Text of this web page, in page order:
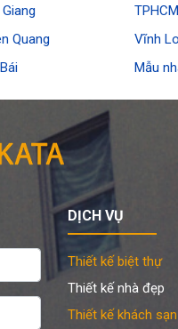
TPHCM
Quang
Vĩnh
Mẫu
DỊCH VỤ
Thiết kế biệt thự
Thiết kế nhà đẹp
Thiết kế khách sạn